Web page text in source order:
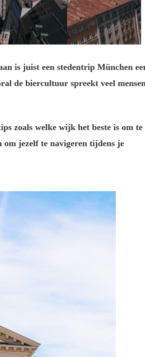
is juist een stedentrip München
de biercultuur spreekt veel
zoals welke wijk het beste is om te
jezelf te navigeren tijdens je